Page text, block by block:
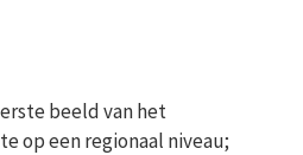
beeld van het
op een regionaal niveau;